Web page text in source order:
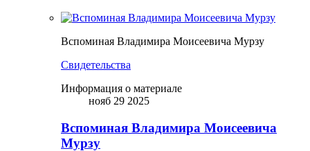
Вспоминая Владимира Моисеевича Мурзу
Свидетельства
Информация о материале
нояб 29 2025
Вспоминая Владимира Моисеевича
Мурзу